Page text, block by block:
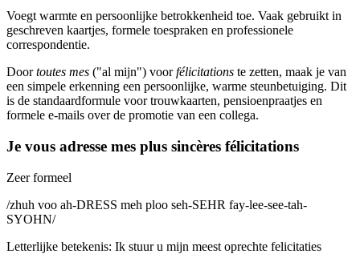
Voegt warmte en persoonlijke betrokkenheid toe. Vaak gebruikt in
geschreven kaartjes, formele toespraken en professionele
correspondentie.
Doortoutes mes ("al mijn") voorfélicitations te zetten, maak je van
een simpele erkenning een persoonlijke, warme steunbetuiging. Dit
is de standaardformule voor trouwkaarten, pensioenpraatjes en
formele e-mails over de promotie van een collega.
Je vous adresse mes plus sincères félicitations
Zeer formeel
/zhuh voo ah-DRESS meh ploo seh-SEHR fay-lee-see-tah-
SYOHN/
Letterlijke betekenis: Ik stuur u mijn meest oprechte felicitaties